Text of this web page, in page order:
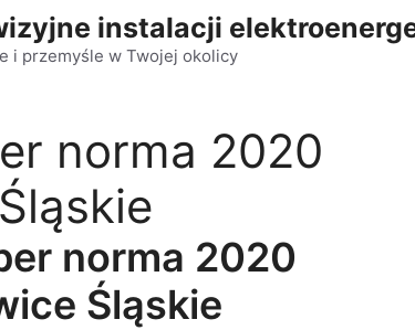
instalacji
i przemyśle w Twojej okolicy
norma 2020
norma 2020
Śląskie